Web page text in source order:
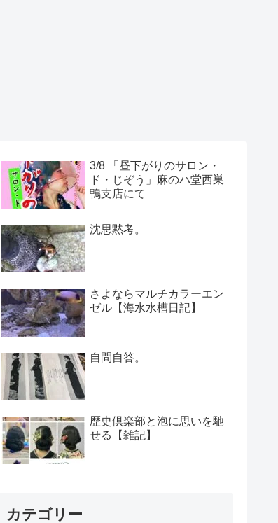
3/8 「昼下がりのサロン・
ド・じぞう」麻のハ堂西巣
鴨支店にて
沈思黙考。
さよならマルチカラーエン
ゼル【海水水槽日記】
自問自答。
歴史倶楽部と泡に思いを馳
せる【雑記】
カテゴリー